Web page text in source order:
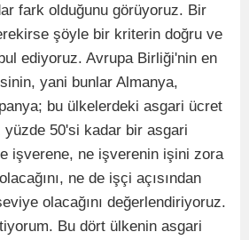
fark olduğunu görüyoruz. Bir
şöyle bir kriterin doğru ve
ediyoruz. Avrupa Birliği'nin en
yani bunlar Almanya,
bu ülkelerdeki asgari ücret
yüzde 50'si kadar bir asgari
işverene, ne işverenin işini zora
ne de işçi açısından
olacağını değerlendiriyoruz.
Bu dört ülkenin asgari